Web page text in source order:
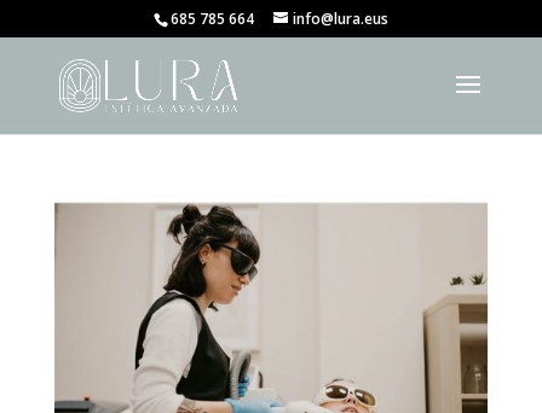
685 785 664 info@lura.eus